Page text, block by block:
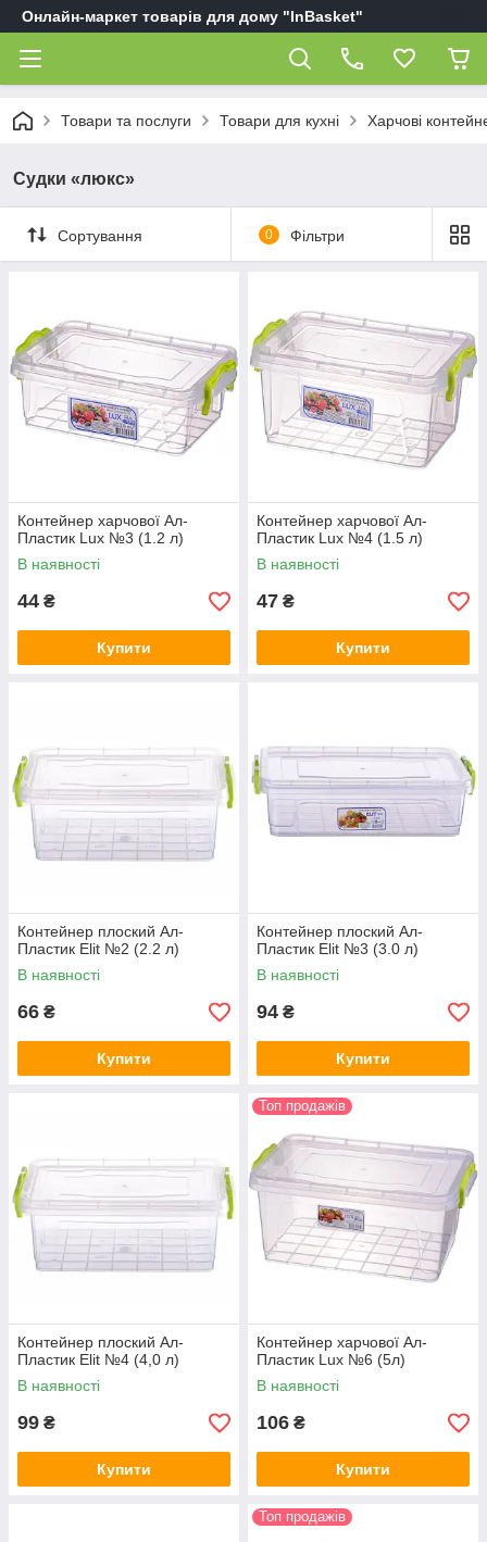
Онлайн-маркет товарів для дому "InBasket"
Товари та послуги Товари для кухні Харчові
Судки «люкс»
Сортування 0 Фільтри
Контейнер харчової Ал-
Пластик Lux №3 (1.2 л)
В наявності
44 ₴
Купити
Контейнер харчової Ал-
Пластик Lux №4 (1.5 л)
В наявності
47 ₴
Купити
Контейнер плоский Ал-
Пластик Elit №2 (2.2 л)
В наявності
66 ₴
Купити
Контейнер плоский Ал-
Пластик Elit №3 (3.0 л)
В наявності
94 ₴
Купити
Контейнер плоский Ал-
Пластик Elit №4 (4,0 л)
В наявності
99 ₴
Купити
Топ продажів
Контейнер харчової Ал-
Пластик Lux №6 (5л)
В наявності
106 ₴
Купити
Топ продажів